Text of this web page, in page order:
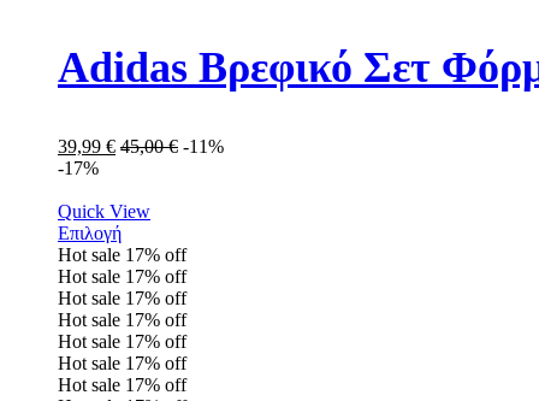
Adidas Βρεφικό Σετ
39,99 € 45,00€ -11%
-17%
Quick View
Επιλογή
Hot sale 17% off
Hot sale 17% off
Hot sale 17% off
Hot sale 17% off
Hot sale 17% off
Hot sale 17% off
Hot sale 17% off